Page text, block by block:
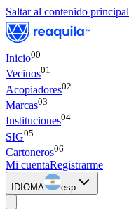
Saltar al contenido principal
Inicio00
Vecinos01
Acopiadores02
Marcas03
Instituciones04
SIG05
Cartoneros06
Mi cuentaRegistrarme
IDIOMA esp